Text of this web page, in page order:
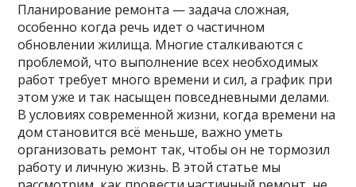
Планирование ремонта — задача сложная,
особенно когда речь идет о частичном
обновлении жилища. Многие сталкиваются с
проблемой, что выполнение всех необходимых
работ требует много времени и сил, а график при
этом уже и так насыщен повседневными делами.
В условиях современной жизни, когда времени на
дом становится всё меньше, важно уметь
организовать ремонт так, чтобы он не тормозил
работу и личную жизнь. В этой статье мы